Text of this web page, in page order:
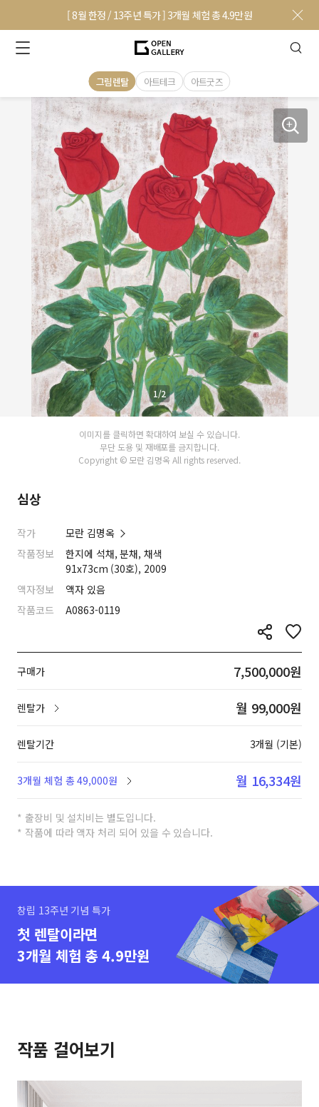
[ 8월 한정 / 13주년 특가 ] 3개월 체험 총 4.9만원
그림렌탈 아트테크 아트굿즈
1/2
이미지를 클릭하면 확대하여 보실 수 있습니다.
무단 도용 및 재배포를 금지합니다.
Copyright © 모란 김명옥 All rights reserved.
심상
작가
모란 김명옥
작품정보
한지에 석채, 분채, 채색
91x73cm (30호), 2009
액자정보
액자 있음
작품코드
A0863-0119
구매가 7,500,000원
렌탈가 월 99,000원
렌탈기간 3개월 (기본)
3개월 체험 총 49,000원 월 16,334원
* 출장비 및 설치비는 별도입니다.
* 작품에 따라 액자 처리 되어 있을 수 있습니다.
창립 13주년 기념 특가
첫 렌탈이라면
3개월 체험 총 4.9만원
작품 걸어보기